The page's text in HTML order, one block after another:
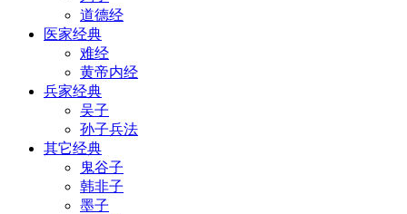
道德经
医家经典
难经
黄帝内经
兵家经典
吴子
孙子兵法
其它经典
鬼谷子
韩非子
墨子